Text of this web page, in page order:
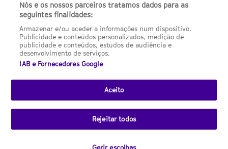
NBC Universal Global Networks España S.L.U. is wholly owned
by Universal Studios International BV
NBC Universal Global Networks, S.L.U. Paseo de la Castellana,
95. Planta 10 Edificio Torre Europa 28046 Madrid B-82227893
SYFY Portugal is subject to Spanish jurisdiction and regulated
(CNMC).
Channel
SCI FI Slovenija SCI FI Србија SYFY España SYFY France
SYFY
Portugal
SYFY USA
Nós e os nossos parceiros tratamos dados para as
seguintes finalidades:
Armazenar e/ou aceder a informações num dispositivo.
Publicidade e conteúdos personalizados, medição de
publicidade e conteúdos, estudos de audiência e
desenvolvimento de serviços.
IAB e Fornecedores Google
Aceito
Rejeitar todos